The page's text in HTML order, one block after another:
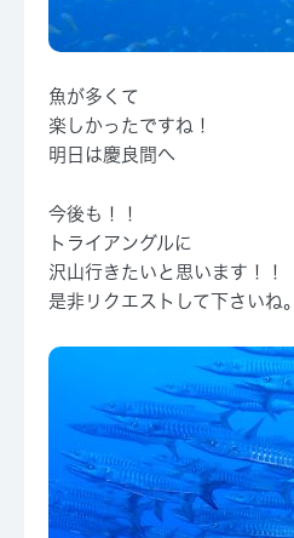
魚が多くて
楽しかったですね！
明日は慶良間へ
今後も！！
トライアングルに
沢山行きたいと思います！！
是非リクエストして下さいね。